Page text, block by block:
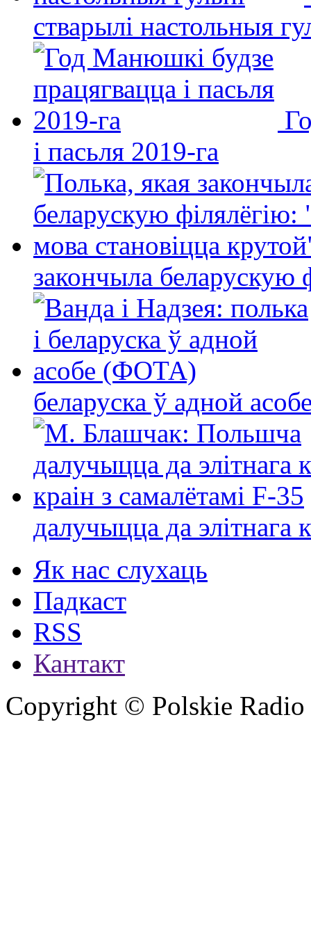
стварылі настольныя
і пасьля 2019-га
закончыла беларускую
беларуска ў адной
далучыцца да элітнага
Як нас слухаць
Падкаст
RSS
Кантакт
Copyright © Polskie